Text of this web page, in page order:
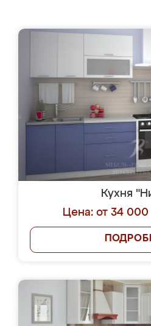
Кухня
Цена: от 34 000